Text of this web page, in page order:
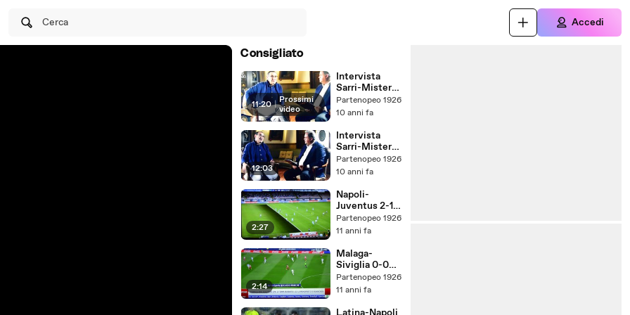
Cerca Accedi
Consigliato
11:20 | Prossimi
video
Intervista
Sarri-Mister
Condò
Esclusiva Sky
Seconda
Parte
Partenopeo 1926
10 anni fa
12:03
Intervista
Sarri-Mister
Condò
Esclusiva Sky
Prima Parte
Partenopeo 1926
10 anni fa
2:27
Napoli-
Juventus 2-1
27/09/2015
Partenopeo 1926
11 anni fa
2:14
Malaga-
Siviglia 0-0
Liga Prima
Giornata
Partenopeo 1926
11 anni fa